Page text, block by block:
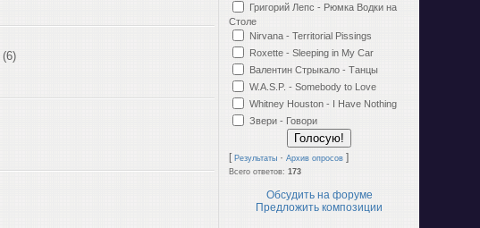
(6)
Григорий Лепс - Рюмка Водки на
Столе
Nirvana - Territorial Pissings
Roxette - Sleeping in My Car
Валентин Стрыкало - Танцы
W.A.S.P. - Somebody to Love
Whitney Houston - I Have Nothing
Звери - Говори
[Результаты ·Архив опросов ]
Всего ответов:173
Обсудить на форуме
Предложить композиции